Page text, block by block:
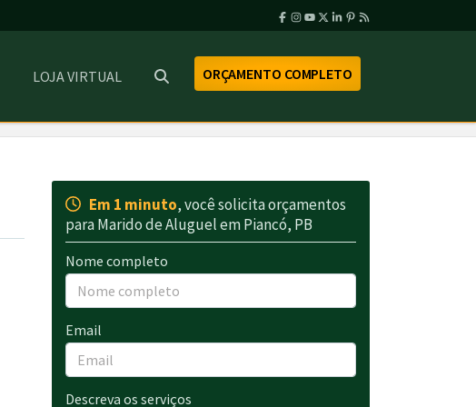
LOJA VIRTUAL ORÇAMENTO COMPLETO
Em 1 minuto, você solicita orçamentos
para Marido de Aluguel em Piancó, PB
Nome completo
Email
Descreva os serviços